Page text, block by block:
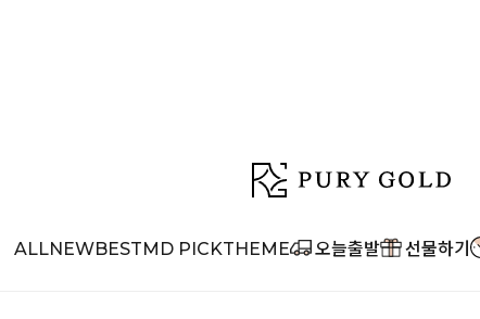
ALLNEWBESTMD PICKTHEME 오늘출발 선물하기